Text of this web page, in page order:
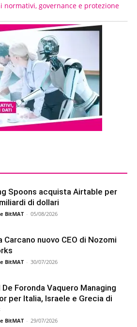
normativi, governance e protezione
Spoons acquista Airtable per
di dollari
BitMAT - 05/08/2026
Carcano nuovo CEO di Nozomi
BitMAT - 30/07/2026
De Foronda Vaquero Managing
per Italia, Israele e Grecia di
BitMAT - 29/07/2026